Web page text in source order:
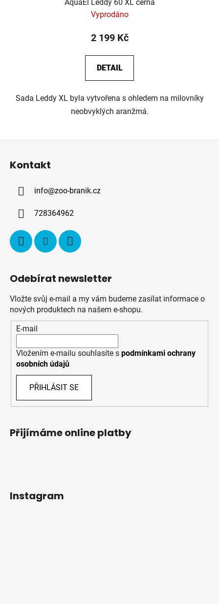
AquaEl Leddy 60 XL černá
Vyprodáno
2 199 Kč
DETAIL
Sada Leddy XL byla vytvořena s ohledem na milovníky
neobvyklých aranžmá.
Kontakt
info@zoo-branik.cz
728364962
Odebírat newsletter
Vložte svůj e-mail a my vám budeme zasílat informace o
nových produktech na našem e-shopu.
E-mail
Vložením e-mailu souhlasíte s podmínkami ochrany
osobních údajů
PŘIHLÁSIT SE
Přijímáme online platby
Instagram